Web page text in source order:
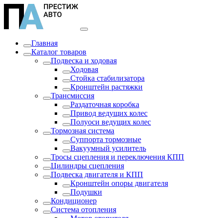
Главная
Каталог товаров
Подвеска и ходовая
Ходовая
Стойка стабилизатора
Кронштейн растяжки
Трансмиссия
Раздаточная коробка
Привод ведущих колес
Полуоси ведущих колес
Тормозная система
Суппорта тормозные
Вакуумный усилитель
Тросы сцепления и переключения КПП
Цилиндры сцепления
Подвеска двигателя и КПП
Кронштейн опоры двигателя
Подушки
Кондиционер
Система отопления